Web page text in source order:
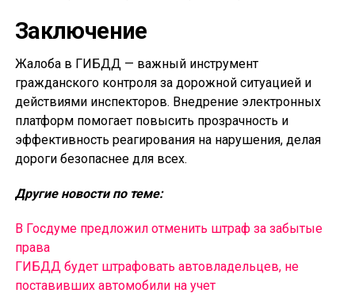
Заключение
Жалоба в ГИБДД — важный инструмент
гражданского контроля за дорожной ситуацией и
действиями инспекторов. Внедрение электронных
платформ помогает повысить прозрачность и
эффективность реагирования на нарушения, делая
дороги безопаснее для всех.
Другие новости по теме:
В Госдуме предложил отменить штраф за забытые
права
ГИБДД будет штрафовать автовладельцев, не
поставивших автомобили на учет